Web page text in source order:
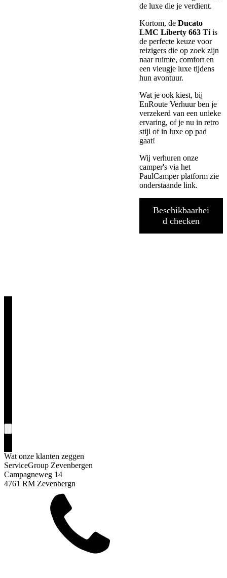
de luxe die je verdient.
Kortom, deDucato
LMC Liberty 663 Ti is
de perfecte keuze voor
reizigers die op zoek zijn
naar ruimte, comfort en
een vleugje luxe tijdens
hun avontuur.
Wat je ook kiest, bij
EnRoute Verhuur ben je
verzekerd van een unieke
ervaring, of je nu in retro
stijl of in luxe op pad
gaat!
Wij verhuren onze
camper's via het
PaulCamper platform zie
onderstaande link.
Beschikbaarhei
d checken
Wat onze klanten zeggen
ServiceGroup Zevenbergen
Campagneweg 14
4761 RM Zevenbergn